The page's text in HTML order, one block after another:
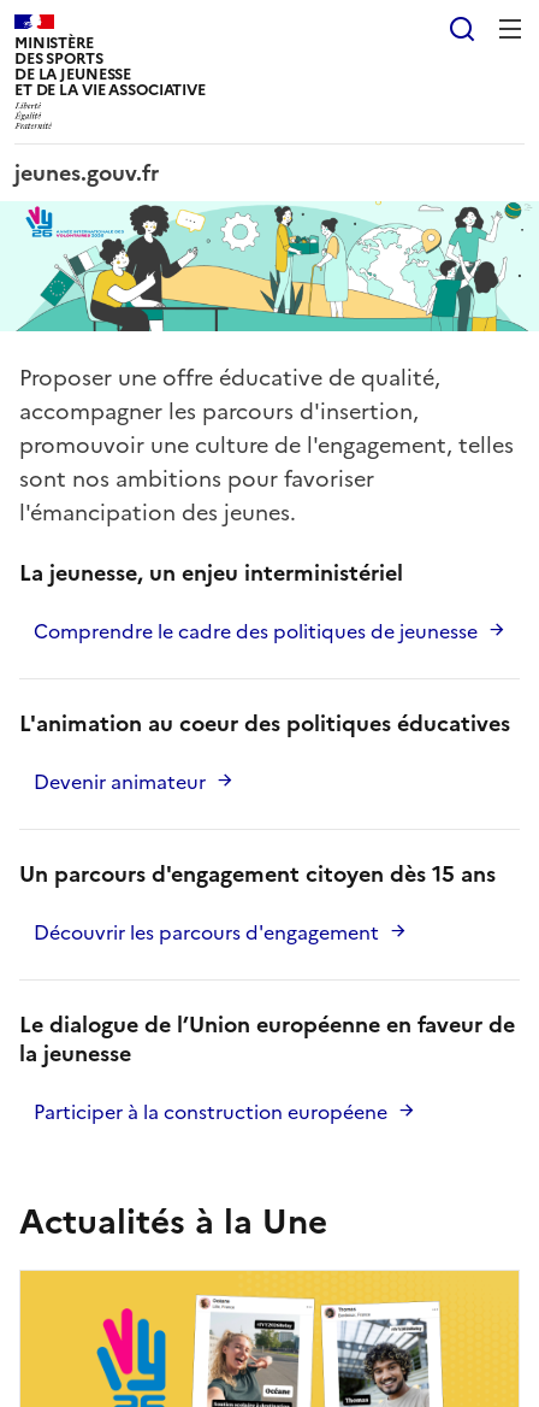
MINISTÈRE
DES SPORTS
DE LA JEUNESSE
ET DE LA VIE ASSOCIATIVE
jeunes.gouv.fr
Proposer une offre éducative de qualité,
accompagner les parcours d'insertion,
promouvoir une culture de l'engagement, telles
sont nos ambitions pour favoriser
l'émancipation des jeunes.
La jeunesse, un enjeu interministériel
Comprendre le cadre des politiques de jeunesse
L'animation au coeur des politiques éducatives
Devenir animateur
Un parcours d'engagement citoyen dès 15 ans
Découvrir les parcours d'engagement
Le dialogue de l’Union européenne en faveur de
la jeunesse
Participer à la construction européene
Actualités à la Une
Panneau de gestion des cookies tarteaucitron